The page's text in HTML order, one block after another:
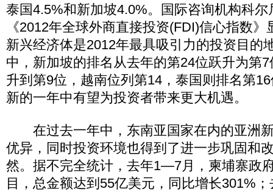
泰国4.5%和新加坡4.0%。国际咨询机构科
《2012年全球外商直接投资(FDI)信心指数
新兴经济体是2012年最具吸引力的投资目的
中，新加坡的排名从去年的第24位跃升为第
升到第9位，越南位列第14，泰国则排名第
新的一年中有望为投资者带来更大机遇。
在过去一年中，东南亚国家在内的亚洲
优异，同时投资环境也得到了进一步巩固和
然。据不完全统计，去年1—7月，柬埔寨政
目，总金额达到55亿美元，同比增长301%